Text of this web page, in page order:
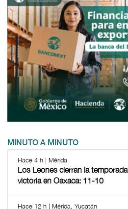
MINUTO A MINUTO
Hace 4 h | Mérida
Los Leones cierran la
victoria en Oaxaca: 11-10
Hace 12 h | Mérida, Yucatán